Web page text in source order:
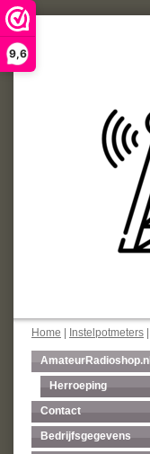
9,6
Home Instelpotmeters
AmateurRadioshop.nl
Herroeping
Contact
Bedrijfsgegevens